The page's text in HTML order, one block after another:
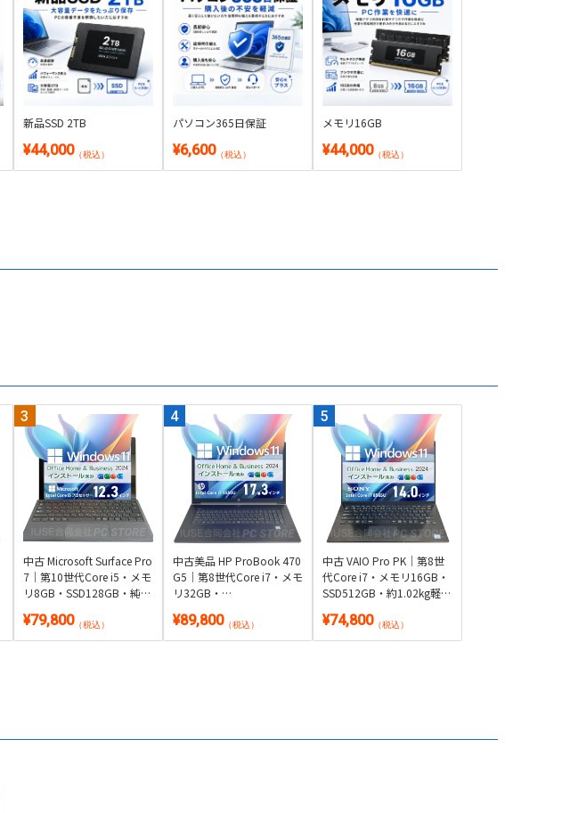
新品SSD 2TB
¥44,000（税込）
パソコン365日保証
¥6,600（税込）
メモリ16GB
¥44,000（税込）
中古 Microsoft Surface Pro
7｜第10世代Core i5・メモ
リ8GB・SSD128GB・純正
Windows 11・Microsoft
Office 2024付き・タブレ
¥79,800（税込）
中古美品 HP ProBook 470
G5｜第8世代Core i7・メモ
リ32GB・
17.3型GeForce搭載｜
Windows 11・Microsoft
¥89,800（税込）
中古 VAIO Pro PK｜第8世
代Core i7・メモリ16GB・
SSD512GB・約1.02kg軽量
Microsoft Office 2024付き
¥74,800（税込）